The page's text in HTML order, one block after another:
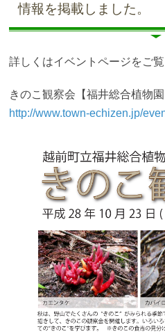
情報を掲載しました。
詳しくはイベントページをご覧
きのこ観察会【福井総合植物園
http://www.town-echizen.jp/